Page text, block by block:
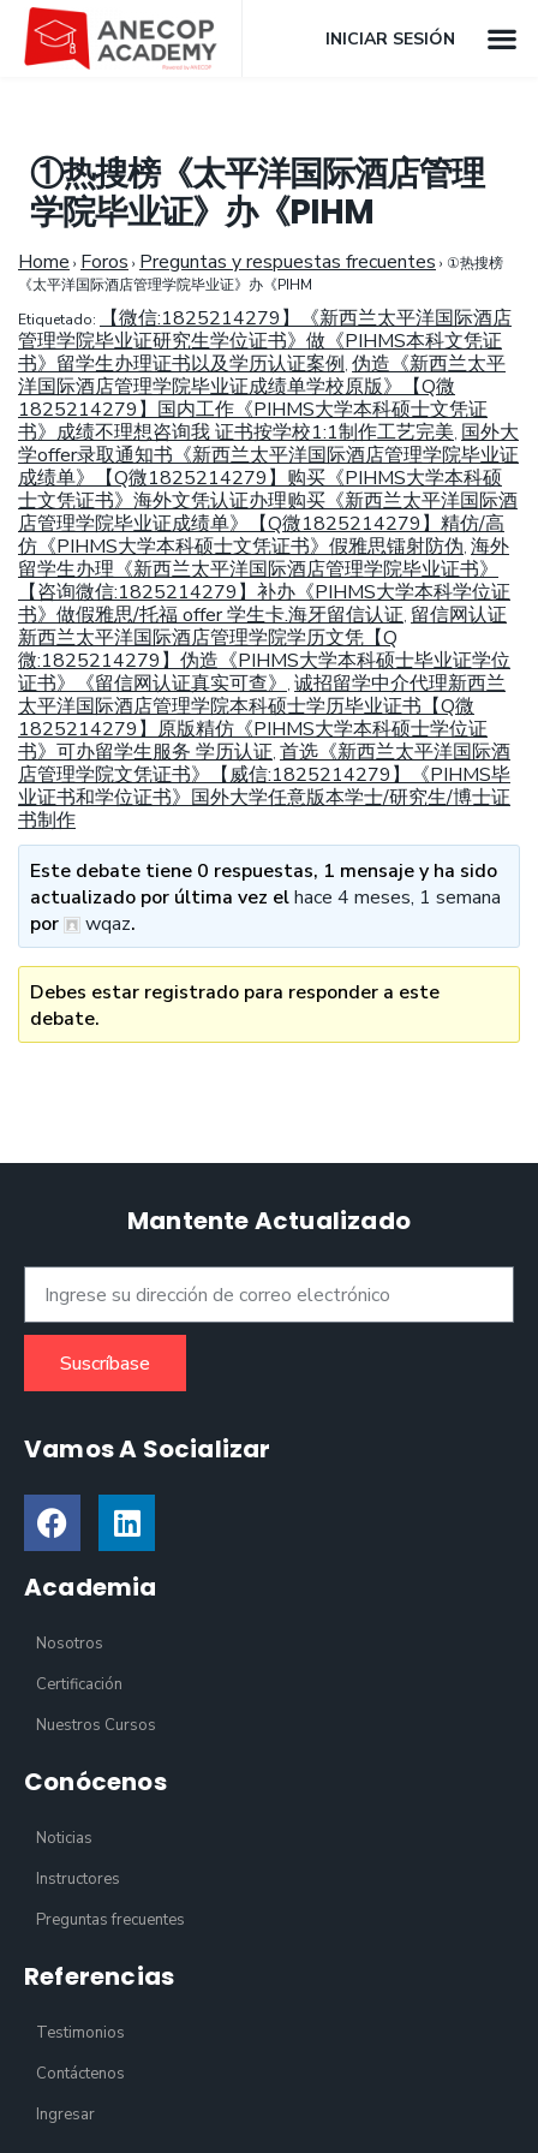
INICIAR SESIÓN
①热搜榜《太平洋国际酒店管理
学院毕业证》办《PIHM
Home › Foros › Preguntas y respuestas frecuentes › ①热搜榜
《太平洋国际酒店管理学院毕业证》办《PIHM
Etiquetado:
【微信:1825214279】《新西兰太平洋国际酒店
管理学院毕业证研究生学位证书》做《PIHMS本科文凭证
书》留学生办理证书以及学历认证案例, 伪造《新西兰太平
洋国际酒店管理学院毕业证成绩单学校原版》【Q微
1825214279】国内工作《PIHMS大学本科硕士文凭证
书》成绩不理想咨询我 证书按学校1:1制作工艺完美, 国外大
学offer录取通知书《新西兰太平洋国际酒店管理学院毕业证
成绩单》【Q微1825214279】购买《PIHMS大学本科硕
士文凭证书》海外文凭认证办理购买《新西兰太平洋国际酒
店管理学院毕业证成绩单》【Q微1825214279】精仿/高
仿《PIHMS大学本科硕士文凭证书》假雅思镭射防伪, 海外
留学生办理《新西兰太平洋国际酒店管理学院毕业证书》
【咨询微信:1825214279】补办《PIHMS大学本科学位证
书》做假雅思/托福 offer 学生卡.海牙留信认证, 留信网认证
新西兰太平洋国际酒店管理学院学历文凭【Q
微:1825214279】伪造《PIHMS大学本科硕士毕业证学位
证书》《留信网认证真实可查》
, 诚招留学中介代理新西兰
太平洋国际酒店管理学院本科硕士学历毕业证书【Q微
1825214279】原版精仿《PIHMS大学本科硕士学位证
书》可办留学生服务 学历认证, 首选《新西兰太平洋国际酒
店管理学院文凭证书》【威信:1825214279】《PIHMS毕
业证书和学位证书》国外大学任意版本学士/研究生/博士证
书制作
Este debate tiene 0 respuestas, 1 mensaje y ha sido
actualizado por última vez elhace 4 meses, 1 semana
por
wqaz.
Debes estar registrado para responder a este
debate.
Mantente Actualizado
Suscríbase
Vamos A Socializar
Academia
Nosotros
Certificación
Nuestros Cursos
Conócenos
Noticias
Instructores
Preguntas frecuentes
Referencias
Testimonios
Contáctenos
Ingresar